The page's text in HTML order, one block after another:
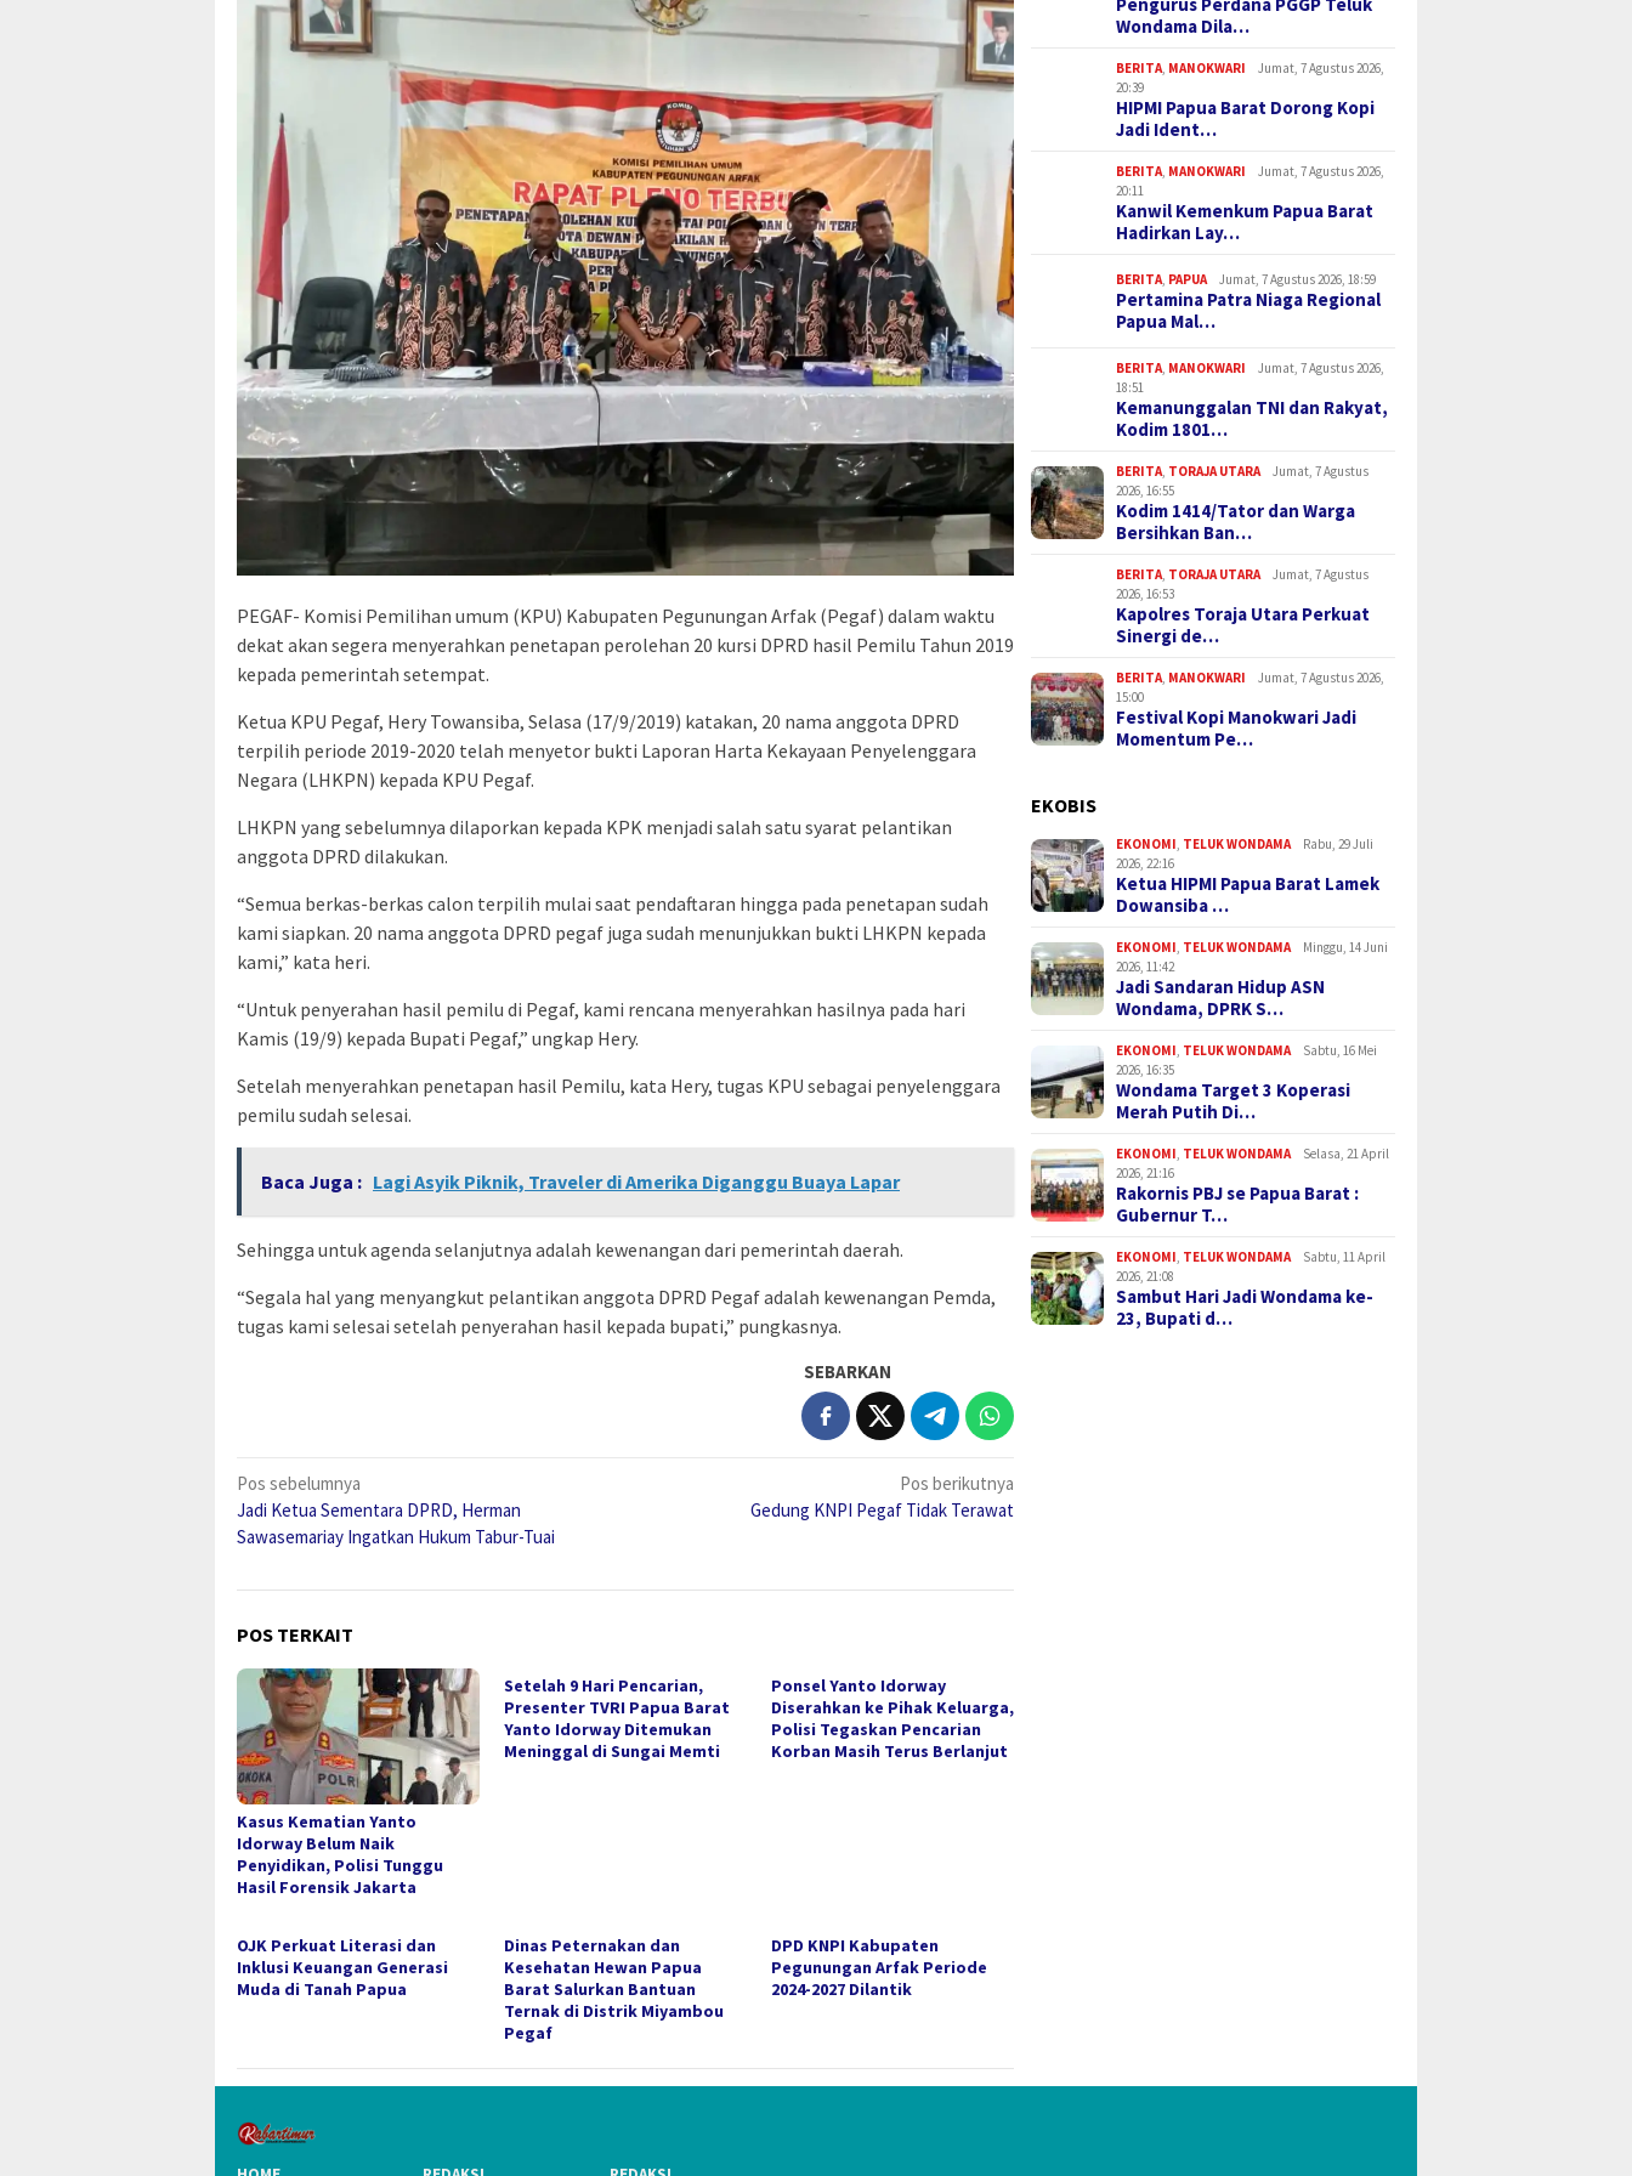
PEGAF- Komisi Pemilihan umum (KPU) Kabupaten Pegunungan Arfak (Pegaf) dalam waktu
dekat akan segera menyerahkan penetapan perolehan 20 kursi DPRD hasil Pemilu Tahun 2019
kepada pemerintah setempat.
Ketua KPU Pegaf, Hery Towansiba, Selasa (17/9/2019) katakan, 20 nama anggota DPRD
terpilih periode 2019-2020 telah menyetor bukti Laporan Harta Kekayaan Penyelenggara
Negara (LHKPN) kepada KPU Pegaf.
LHKPN yang sebelumnya dilaporkan kepada KPK menjadi salah satu syarat pelantikan
anggota DPRD dilakukan.
“Semua berkas-berkas calon terpilih mulai saat pendaftaran hingga pada penetapan sudah
kami siapkan. 20 nama anggota DPRD pegaf juga sudah menunjukkan bukti LHKPN kepada
kami,” kata heri.
“Untuk penyerahan hasil pemilu di Pegaf, kami rencana menyerahkan hasilnya pada hari
Kamis (19/9) kepada Bupati Pegaf,” ungkap Hery.
Setelah menyerahkan penetapan hasil Pemilu, kata Hery, tugas KPU sebagai penyelenggara
pemilu sudah selesai.
Baca Juga : Lagi Asyik Piknik, Traveler di Amerika Diganggu Buaya Lapar
Sehingga untuk agenda selanjutnya adalah kewenangan dari pemerintah daerah.
“Segala hal yang menyangkut pelantikan anggota DPRD Pegaf adalah kewenangan Pemda,
tugas kami selesai setelah penyerahan hasil kepada bupati,” pungkasnya.
SEBARKAN
Navigasi
pos
Pos sebelumnya
Jadi Ketua Sementara DPRD, Herman
Sawasemariay Ingatkan Hukum Tabur-Tuai
Pos berikutnya
Gedung KNPI Pegaf Tidak Terawat
POS TERKAIT
Kasus Kematian Yanto
Idorway Belum Naik
Penyidikan, Polisi Tunggu
Hasil Forensik Jakarta
Setelah 9 Hari Pencarian,
Presenter TVRI Papua Barat
Yanto Idorway Ditemukan
Meninggal di Sungai Memti
Ponsel Yanto Idorway
Diserahkan ke Pihak Keluarga,
Polisi Tegaskan Pencarian
Korban Masih Terus Berlanjut
OJK Perkuat Literasi dan
Inklusi Keuangan Generasi
Muda di Tanah Papua
Dinas Peternakan dan
Kesehatan Hewan Papua
Barat Salurkan Bantuan
Ternak di Distrik Miyambou
Pegaf
DPD KNPI Kabupaten
Pegunungan Arfak Periode
2024-2027 Dilantik
Wondama Dila…
BERITA, MANOKWARI
Jumat, 7 Agustus 2026,
20:39
HIPMI Papua Barat Dorong Kopi
Jadi Ident…
BERITA, MANOKWARI
Jumat, 7 Agustus 2026,
20:11
Kanwil Kemenkum Papua Barat
Hadirkan Lay…
BERITA, PAPUA Jumat, 7 Agustus 2026, 18:59
Pertamina Patra Niaga Regional
Papua Mal…
BERITA, MANOKWARI
Jumat, 7 Agustus 2026,
18:51
Kemanunggalan TNI dan Rakyat,
Kodim 1801…
BERITA, TORAJA UTARA
Jumat, 7 Agustus
2026, 16:55
Kodim 1414/Tator dan Warga
Bersihkan Ban…
BERITA, TORAJA UTARA
Jumat, 7 Agustus
2026, 16:53
Kapolres Toraja Utara Perkuat
Sinergi de…
BERITA, MANOKWARI
Jumat, 7 Agustus 2026,
15:00
Festival Kopi Manokwari Jadi
Momentum Pe…
EKOBIS
EKONOMI, TELUK WONDAMA
Rabu, 29 Juli
2026, 22:16
Ketua HIPMI Papua Barat Lamek
Dowansiba …
EKONOMI, TELUK WONDAMA
Minggu, 14 Juni
2026, 11:42
Jadi Sandaran Hidup ASN
Wondama, DPRK S…
EKONOMI, TELUK WONDAMA
Sabtu, 16 Mei
2026, 16:35
Wondama Target 3 Koperasi
Merah Putih Di…
EKONOMI, TELUK WONDAMA
Selasa, 21 April
2026, 21:16
Rakornis PBJ se Papua Barat :
Gubernur T…
EKONOMI, TELUK WONDAMA
Sabtu, 11 April
2026, 21:08
Sambut Hari Jadi Wondama ke-
23, Bupati d…